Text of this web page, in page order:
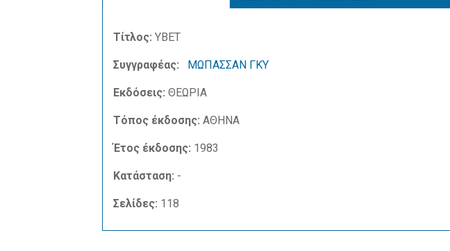
Τίτλος: ΥΒΕΤ
Συγγραφέας: ΜΩΠΑΣΣΑΝ ΓΚΥ
Εκδόσεις: ΘΕΩΡΙΑ
Τόπος έκδοσης: ΑΘΗΝΑ
Έτος έκδοσης: 1983
Κατάσταση: -
Σελίδες: 118